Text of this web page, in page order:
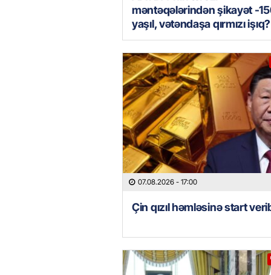
məntəqələrindən şikayət -
yaşıl, vətəndaşa qırmızı işıq?
07.08.2026 - 17:00
Çin qızıl həmləsinə start